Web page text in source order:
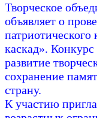
Творческое
объявляет о
каскад».
развитие
сохранение
страну.
К участию